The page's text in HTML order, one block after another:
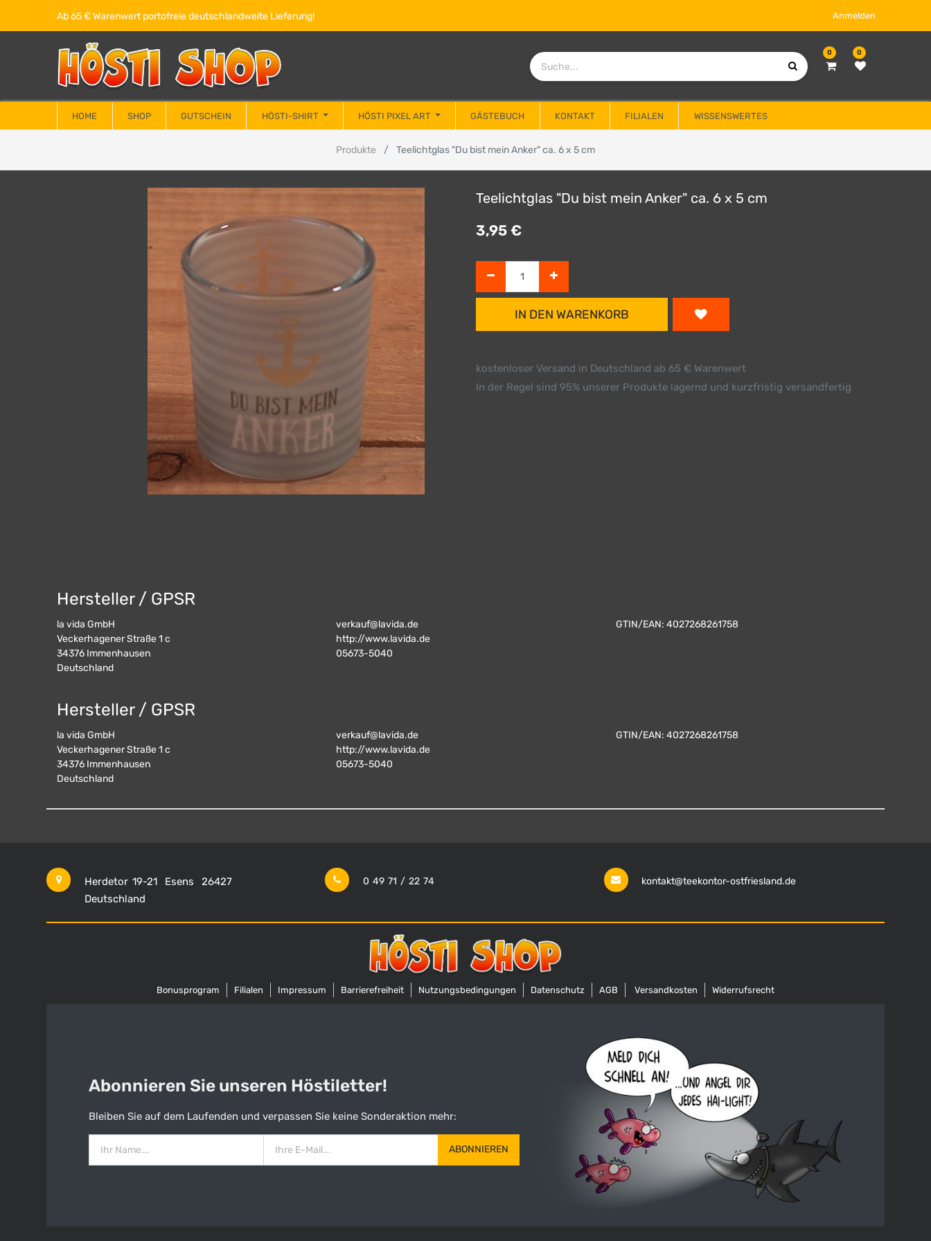
Ab 65 € Warenwert portofreie deutschlandweite Lieferung! Anmelden
0 0
HOME SHOP GUTSCHEIN HÖSTI-SHIRT HÖSTI PIXEL ART GÄSTEBUCH KONTAKT FILIALEN WISSENSWERTES
Produkte Teelichtglas "Du bist mein Anker" ca. 6 x 5 cm
Teelichtglas "Du bist mein Anker" ca. 6 x 5 cm
3,95 €
IN DEN WARENKORB
kostenloser Versand in Deutschland ab 65 € Warenwert
In der Regel sind 95% unserer Produkte lagernd und kurzfristig versandfertig
Hersteller / GPSR
la vida GmbH
Veckerhagener Straße 1 c
34376 Immenhausen
Deutschland
verkauf@lavida.de
http://www.lavida.de
05673-5040
GTIN/EAN: 4027268261758
Hersteller / GPSR
la vida GmbH
Veckerhagener Straße 1 c
34376 Immenhausen
Deutschland
verkauf@lavida.de
http://www.lavida.de
05673-5040
GTIN/EAN: 4027268261758
Herdetor 19-21 Esens
26427
Deutschland
0 49 71 / 22 74 kontakt@teekontor-ostfriesland.de
Bonusprogram Filialen Impressum Barrierefreiheit Nutzungsbedingungen Datenschutz AGB Versandkosten Widerrufsrecht
Abonnieren Sie unseren Höstiletter!
Bleiben Sie auf dem Laufenden und verpassen Sie keine Sonderaktion mehr:
ABONNIEREN